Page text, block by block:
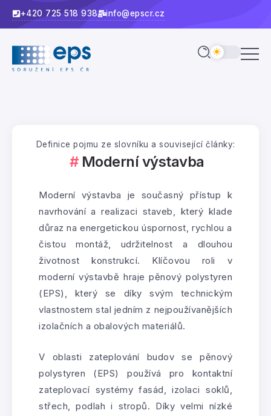
+420 725 518 938 info@epscr.cz
Definice pojmu ze slovníku a související články:
Moderní výstavba
Moderní výstavba je současný přístup k
navrhování a realizaci staveb, který klade
důraz na energetickou úspornost, rychlou a
čistou montáž, udržitelnost a dlouhou
životnost konstrukcí. Klíčovou roli v
moderní výstavbě hraje pěnový polystyren
(EPS), který se díky svým technickým
vlastnostem stal jedním z nejpoužívanějších
izolačních a obalových materiálů.
V oblasti zateplování budov se pěnový
polystyren (EPS) používá pro kontaktní
zateplovací systémy fasád, izolaci soklů,
střech, podlah i stropů. Díky velmi nízké